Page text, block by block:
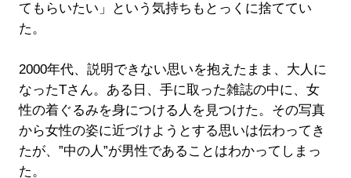
てもらいたい」という気持ちもとっくに捨ててい
た。
2000年代、説明できない思いを抱えたまま、大人に
なったTさん。ある日、手に取った雑誌の中に、女
性の着ぐるみを身につける人を見つけた。その写真
から女性の姿に近づけようとする思いは伝わってき
たが、”中の人”が男性であることはわかってしまっ
た。